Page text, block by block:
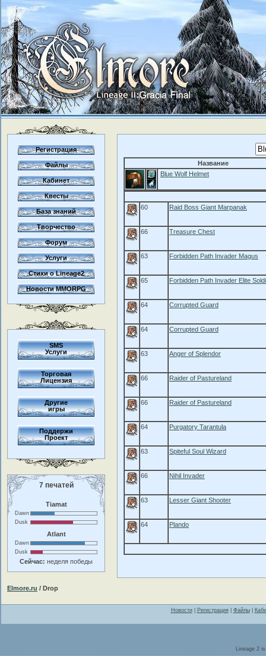
Регистрация
Файлы
Кабинет
Квесты
База знаний
Творчество
Форум
Услуги
Стихи о Lineage2
Новости MMORPG
SMS
Услуги
Торговая
Лицензия
Другие
игры
Поддержи
Проект
7 печатей
Tiamat
Dawn
Dusk
Atlant
Dawn
Dusk
Сейчас: неделя победы
Название
Blue Wolf Helmet
60 Raid Boss Giant Marpanak
66 Treasure Chest
63 Forbidden Path Invader Magus
65 Forbidden Path Invader Elite
64 Corrupted Guard
64 Corrupted Guard
63 Anger of Splendor
66 Raider of Pastureland
66 Raider of Pastureland
64 Purgatory Tarantula
63 Spiteful Soul Wizard
66 Nihil Invader
63 Lesser Giant Shooter
64 Plando
Elmore.ru / Drop
Новости| Регистрация| Файлы|
Lineage 2